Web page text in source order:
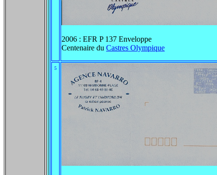
2006 : EFR P 137 Enveloppe
Centenaire du Castres Olympique
5